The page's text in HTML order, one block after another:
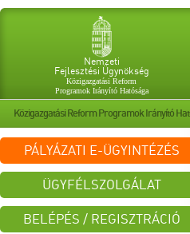
Nemzeti
Fejlesztési Ügynökség
Közigazgatási Reform
Programok Irányító Hatósága
Közigazgatási Reform Programok Irányító
PÁLYÁZATI E-ÜGYINTÉZÉS
ÜGYFÉLSZOLGÁLAT
BELÉPÉS / REGISZTRÁCIÓ